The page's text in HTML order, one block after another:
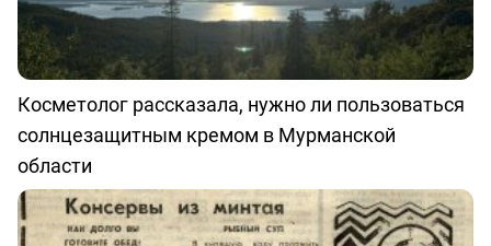
Косметолог рассказала, нужно ли пользоваться
солнцезащитным кремом в Мурманской
области